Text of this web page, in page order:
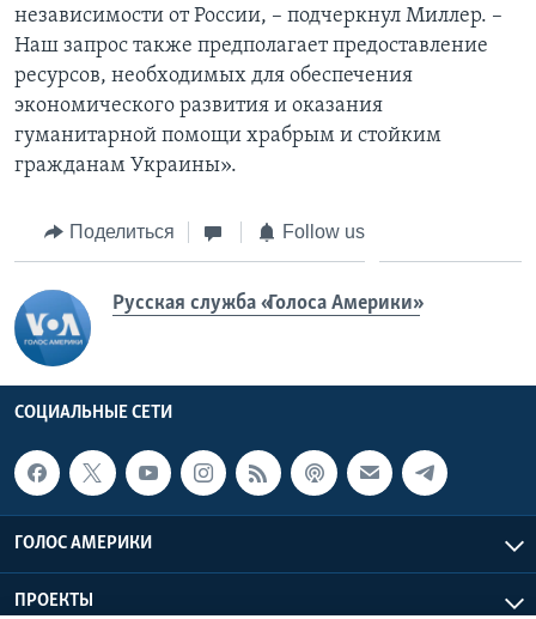
независимости от России, – подчеркнул Миллер. –
Наш запрос также предполагает предоставление
ресурсов, необходимых для обеспечения
экономического развития и оказания
гуманитарной помощи храбрым и стойким
гражданам Украины».
Поделиться Follow us
Русская служба «Голоса Америки»
СОЦИАЛЬНЫЕ СЕТИ
ГОЛОС АМЕРИКИ
ПРОЕКТЫ